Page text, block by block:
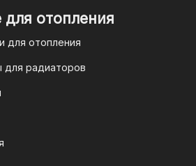
и ИП необходимо
оптовым отделом
почту
отопления
для отопления
для радиаторов